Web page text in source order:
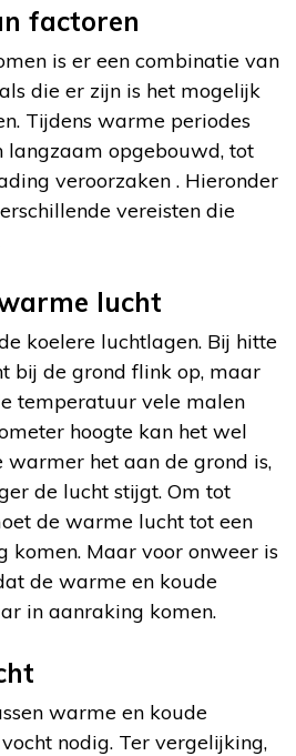
factoren
is er een combinatie van
die er zijn is het mogelijk
Tijdens warme periodes
langzaam opgebouwd, tot
veroorzaken . Hieronder
vereisten die
lucht
koelere luchtlagen. Bij hitte
bij de grond flink op, maar
temperatuur vele malen
hoogte kan het wel
warmer het aan de grond is,
de lucht stijgt. Om tot
de warme lucht tot een
komen. Maar voor onweer is
de warme en koude
in aanraking komen.
warme en koude
nodig. Ter vergelijking,